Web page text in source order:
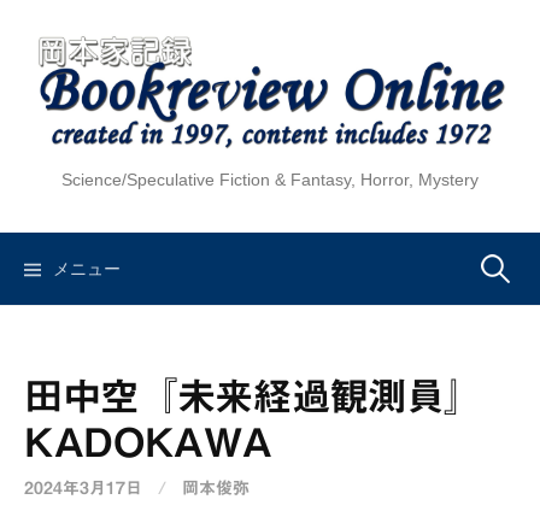
Science/Speculative Fiction & Fantasy, Horror, Mystery
メニュー 検
田中空『未来経過観測員』
KADOKAWA
2024年3月17日 / 岡本俊弥